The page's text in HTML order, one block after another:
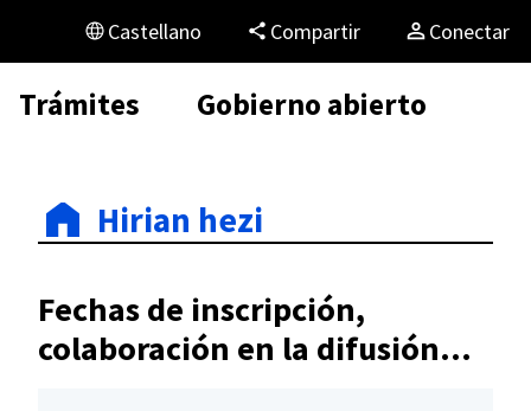
Castellano Compartir Conectar
Trámites Gobierno abierto
Hirian hezi
Fechas de inscripción,
colaboración en la difusión...